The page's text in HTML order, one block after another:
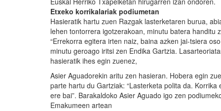
Etxeko korrikalariak podiumetan
Hasieratik hartu zuen Razgak lasterketaren burua,
lehen tontorrera igotzerakoan, minutu batera handitu
“Errekorra egitera irten naiz, baina azken jai-tsiera
minutu geroago iritsi zen Endika Gartzia.
hasieratik ihes egin zuenez,
Asier Aguadorekin aritu zen hasieran. Hobera egin
parte hartu du Gartziak: “Lasterketa polita da.
ere bai”. Barakaldoko Asier Aguado igo zen
Emakumeen artean